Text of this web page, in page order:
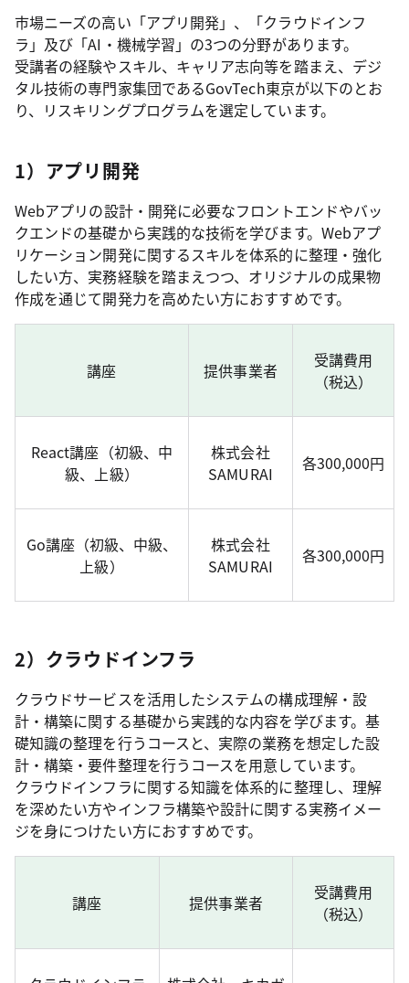
市場ニーズの高い「アプリ開発」、「クラウドインフ
ラ」及び「AI・機械学習」の3つの分野があります。
受講者の経験やスキル、キャリア志向等を踏まえ、デジ
タル技術の専門家集団であるGovTech東京が以下のとお
り、リスキリングプログラムを選定しています。
1）アプリ開発
Webアプリの設計・開発に必要なフロントエンドやバッ
クエンドの基礎から実践的な技術を学びます。Webアプ
リケーション開発に関するスキルを体系的に整理・強化
したい方、実務経験を踏まえつつ、オリジナルの成果物
作成を通じて開発力を高めたい方におすすめです。
講座 提供事業者
受講費用
（税込）
React講座（初級、中
級、上級）
株式会社
SAMURAI
各300,000円
Go講座（初級、中級、
上級）
株式会社
SAMURAI
各300,000円
2）クラウドインフラ
クラウドサービスを活用したシステムの構成理解・設
計・構築に関する基礎から実践的な内容を学びます。基
礎知識の整理を行うコースと、実際の業務を想定した設
計・構築・要件整理を行うコースを用意しています。
クラウドインフラに関する知識を体系的に整理し、理解
を深めたい方やインフラ構築や設計に関する実務イメー
ジを身につけたい方におすすめです。
講座 提供事業者
受講費用
（税込）